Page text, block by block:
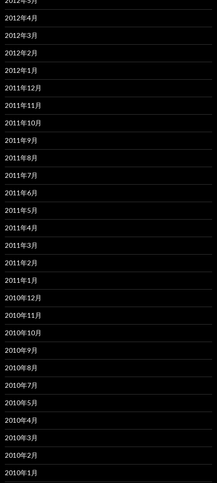
2012年4月
2012年3月
2012年2月
2012年1月
2011年12月
2011年11月
2011年10月
2011年9月
2011年8月
2011年7月
2011年6月
2011年5月
2011年4月
2011年3月
2011年2月
2011年1月
2010年12月
2010年11月
2010年10月
2010年9月
2010年8月
2010年7月
2010年5月
2010年4月
2010年3月
2010年2月
2010年1月